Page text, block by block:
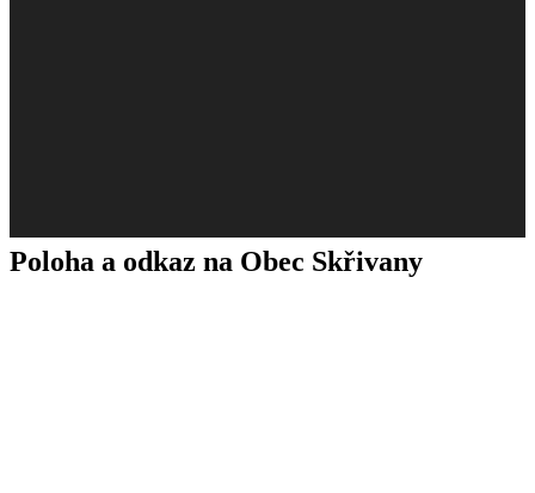
Poloha a odkaz na Obec Skřivany